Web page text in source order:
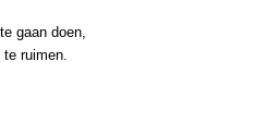
gaan doen,
ruimen.